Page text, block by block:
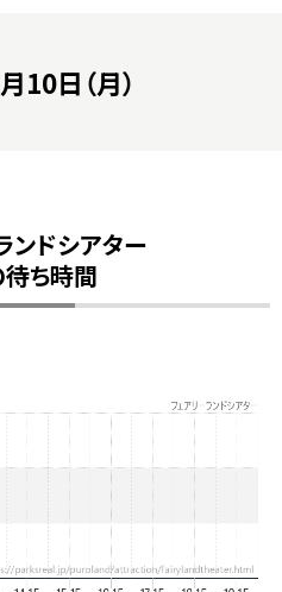
10日（月）
ンドシアター
ち時間